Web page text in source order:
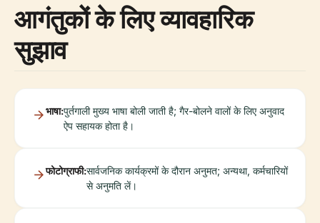
आगंतुकों के लिए व्यावहारिक
सुझाव
भाषा:पुर्तगाली मुख्य भाषा बोली जाती है; गैर-बोलने वालों के लिए अनुवाद
ऐप सहायक होता है।
फोटोग्राफी:सार्वजनिक कार्यक्रमों के दौरान अनुमत; अन्यथा, कर्मचारियों
से अनुमति लें।